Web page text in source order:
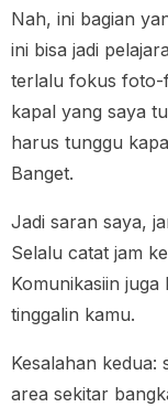
Nah, ini bagian
ini bisa jadi
terlalu fokus foto-
kapal yang saya
harus tunggu
Banget.
Jadi saran saya,
Selalu catat jam
Komunikasiin
tinggalin kamu.
Kesalahan kedua:
area sekitar